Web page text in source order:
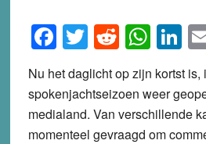
Facebook
Twitter
Reddit
Nu het daglicht op zijn kortst is,
spokenjachtseizoen weer
medialand. Van verschillende
momenteel gevraagd om